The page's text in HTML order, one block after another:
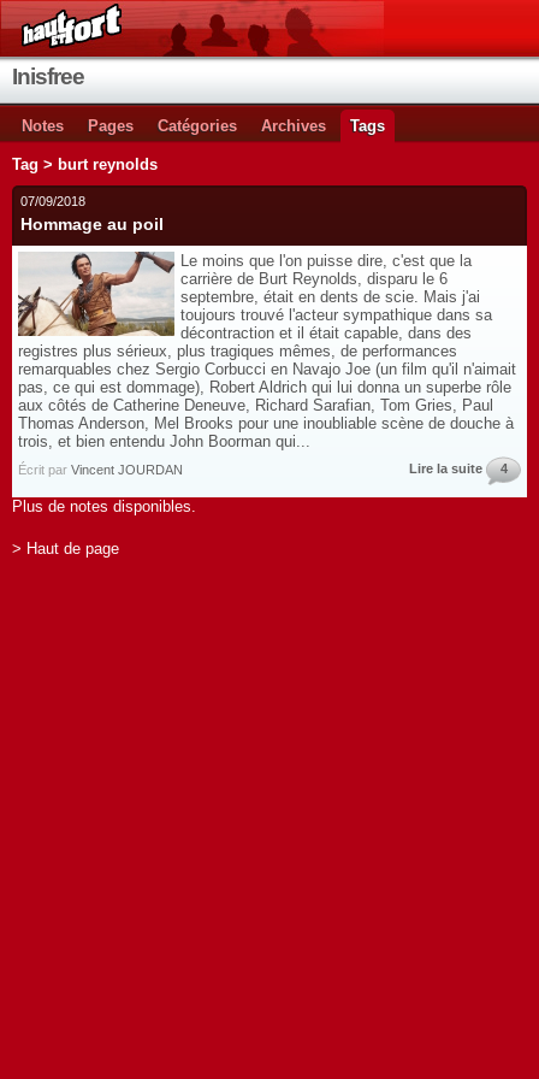
Inisfree
Notes Pages Catégories Archives Tags
Tag > burt reynolds
07/09/2018
Hommage au poil
Le moins que l'on puisse dire, c'est que la
carrière de Burt Reynolds, disparu le 6
septembre, était en dents de scie. Mais j'ai
toujours trouvé l'acteur sympathique dans sa
décontraction et il était capable, dans des
registres plus sérieux, plus tragiques mêmes, de performances
remarquables chez Sergio Corbucci en Navajo Joe (un film qu'il n'aimait
pas, ce qui est dommage), Robert Aldrich qui lui donna un superbe rôle
aux côtés de Catherine Deneuve, Richard Sarafian, Tom Gries, Paul
Thomas Anderson, Mel Brooks pour une inoubliable scène de douche à
trois, et bien entendu John Boorman qui...
Écrit par Vincent JOURDAN Lire la suite 4
Plus de notes disponibles.
> Haut de page